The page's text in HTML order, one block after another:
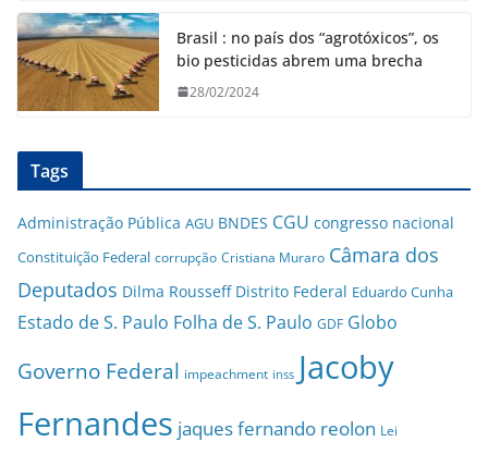
Brasil : no país dos “agrotóxicos”, os
bio pesticidas abrem uma brecha
28/02/2024
Tags
Administração Pública AGU BNDES CGU congresso nacional
Constituição Federal corrupção Cristiana Muraro Câmara dos
Deputados Dilma Rousseff Distrito Federal Eduardo Cunha
Estado de S. Paulo Folha de S. Paulo GDF Globo
Governo Federal impeachment inss Jacoby
Fernandes jaques fernando reolon Lei